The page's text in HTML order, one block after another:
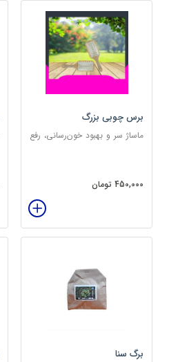
برس چوبی بزرگ
ماساژ سر و بهبود خون‌رسانی، رفع
450,000 تومان
برگ سنا